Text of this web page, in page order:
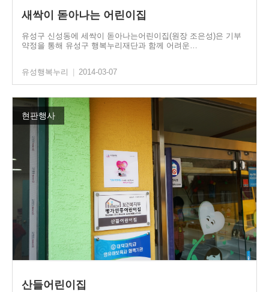
새싹이 돋아나는 어린이집
유성구 신성동에 세싹이 돋아나는어린이집(원장 조은성)은 기부
약정을 통해 유성구 행복누리재단과 함께 어려운…
유성행복누리 2014-03-07
현판행사
산들어린이집